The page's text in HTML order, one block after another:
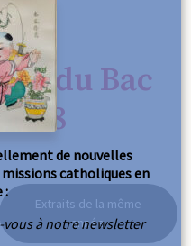
du Bac
Extraits de la même
année
de nouvelles
catholiques en
:
à notre newsletter